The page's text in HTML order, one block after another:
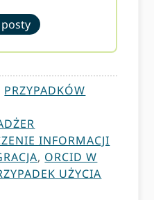
PRZYPADKÓW
INFORMACJI
, ORCID W
UŻYCIA